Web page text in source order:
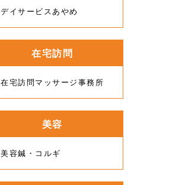
デイサービスあやめ
在宅訪問
在宅訪問マッサージ事務所
美容
美容鍼・コルギ